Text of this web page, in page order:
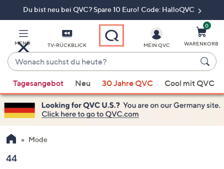
Du bist neu bei QVC? Spare 10 Euro! Code: HalloQVC
MENÜ TV-RÜCKBLICK
Wonach
suchst
du
heute?
Vorschläge
verfügbar
sind,
verwenden
Sie
Pfeiltasten
MEIN QVC
0
WARENKORB
Tagesangebot Neu 30 Jahre QVC Cool mit QVC
Mode
44